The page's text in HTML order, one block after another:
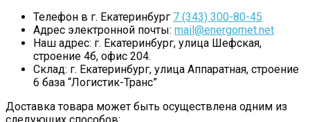
Телефон в г. Екатеринбург 7 (343) 300-80-45
Адрес электронной почты: mail@energomet.net
Наш адрес: г. Екатеринбург, улица Шефская,
строение 4б, офис 204.
Склад: г. Екатеринбург, улица Аппаратная, строение
6 база “Логистик-Транс”
Доставка товара может быть осуществлена одним из
следующих способов: